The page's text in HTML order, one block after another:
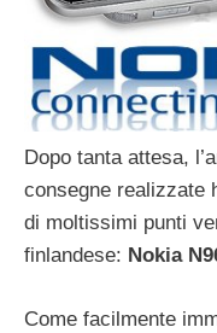
Dopo tanta attesa,
consegne realizzate
di moltissimi punti
finlandese: Nokia
Come facilmente